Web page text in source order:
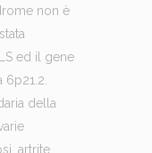
non è
ed il gene
della
artrite